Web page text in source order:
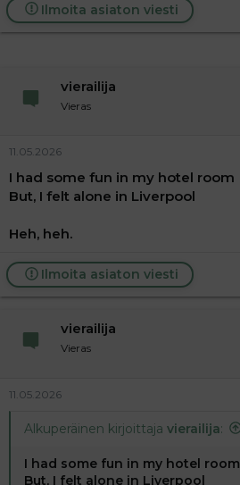
Ilmoita asiaton viesti
vierailija
Vieras
11.05.2026
I had some fun in my hotel room
But, I felt alone in Liverpool
Heh, heh.
Ilmoita asiaton viesti
vierailija
Vieras
11.05.2026
Alkuperäinen kirjoittaja vierailija:
I had some fun in my hotel room
But, I felt alone in Liverpool